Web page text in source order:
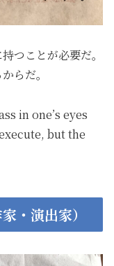
つことが必要だ。
らだ。
in one’s eyes
, but the
・演出家）